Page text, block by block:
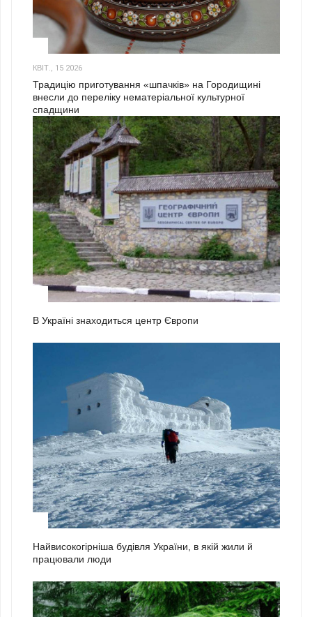
КВІТ., 15 2026
Традицію приготування «шпачків» на Городищині
внесли до переліку нематеріальної культурної
спадщини
В Україні знаходиться центр Європи
Найвисокогірніша будівля України, в якій жили й
працювали люди